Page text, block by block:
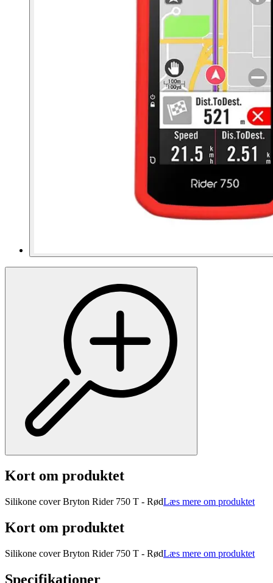
Kort om produktet
Silikone cover Bryton Rider 750 T - RødLæs mere om produktet
Kort om produktet
Silikone cover Bryton Rider 750 T - RødLæs mere om produktet
Specifikationer